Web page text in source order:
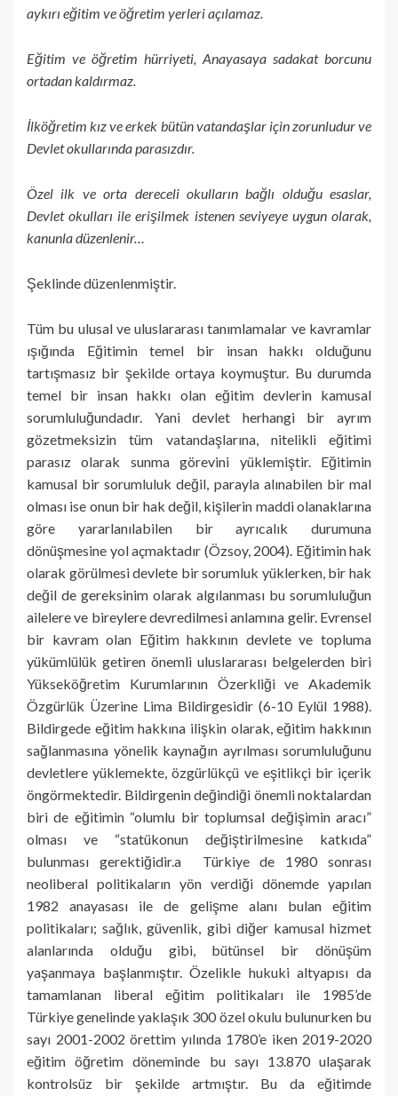
aykırı eğitim ve öğretim yerleri açılamaz.
Eğitim ve öğretim hürriyeti, Anayasaya sadakat borcunu
ortadan kaldırmaz.
İlköğretim kız ve erkek bütün vatandaşlar için zorunludur ve
Devlet okullarında parasızdır.
Özel ilk ve orta dereceli okulların bağlı olduğu esaslar,
Devlet okulları ile erişilmek istenen seviyeye uygun olarak,
kanunla düzenlenir…
Şeklinde düzenlenmiştir.
Tüm bu ulusal ve uluslararası tanımlamalar ve kavramlar
ışığında Eğitimin temel bir insan hakkı olduğunu
tartışmasız bir şekilde ortaya koymuştur. Bu durumda
temel bir insan hakkı olan eğitim devlerin kamusal
sorumluluğundadır. Yani devlet herhangi bir ayrım
gözetmeksizin tüm vatandaşlarına, nitelikli eğitimi
parasız olarak sunma görevini yüklemiştir. Eğitimin
kamusal bir sorumluluk değil, parayla alınabilen bir mal
olması ise onun bir hak değil, kişilerin maddi olanaklarına
göre yararlanılabilen bir ayrıcalık durumuna
dönüşmesine yol açmaktadır (Özsoy, 2004). Eğitimin hak
olarak görülmesi devlete bir sorumluk yüklerken, bir hak
değil de gereksinim olarak algılanması bu sorumluluğun
ailelere ve bireylere devredilmesi anlamına gelir. Evrensel
bir kavram olan Eğitim hakkının devlete ve topluma
yükümlülük getiren önemli uluslararası belgelerden biri
Yükseköğretim Kurumlarının Özerkliği ve Akademik
Özgürlük Üzerine Lima Bildirgesidir (6-10 Eylül 1988).
Bildirgede eğitim hakkına ilişkin olarak, eğitim hakkının
sağlanmasına yönelik kaynağın ayrılması sorumluluğunu
devletlere yüklemekte, özgürlükçü ve eşitlikçi bir içerik
öngörmektedir. Bildirgenin değindiği önemli noktalardan
biri de eğitimin “olumlu bir toplumsal değişimin aracı”
olması ve “statükonun değiştirilmesine katkıda”
bulunması gerektiğidir.a Türkiye de 1980 sonrası
neoliberal politikaların yön verdiği dönemde yapılan
1982 anayasası ile de gelişme alanı bulan eğitim
politikaları; sağlık, güvenlik, gibi diğer kamusal hizmet
alanlarında olduğu gibi, bütünsel bir dönüşüm
yaşanmaya başlanmıştır. Özelikle hukuki altyapısı da
tamamlanan liberal eğitim politikaları ile 1985’de
Türkiye genelinde yaklaşık 300 özel okulu bulunurken bu
sayı 2001-2002 örettim yılında 1780’e iken 2019-2020
eğitim öğretim döneminde bu sayı 13.870 ulaşarak
kontrolsüz bir şekilde artmıştır. Bu da eğitimde